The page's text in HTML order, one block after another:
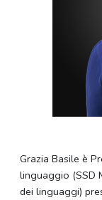
Grazia Basile è
linguaggio (SSD
dei linguaggi)